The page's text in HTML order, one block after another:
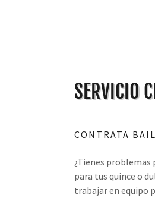
SERVICIO
CONTRATA
¿Tienes
para tus quince o
trabajar en equipo